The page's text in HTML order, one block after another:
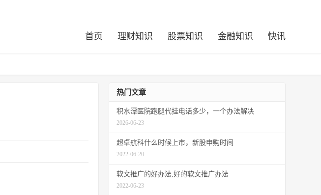
首页 理财知识 股票知识 金融知识 快讯
热门文章
积水潭医院跑腿代挂电话多少，一个办法解决
2026-06-23
超卓航科什么时候上市，新股申购时间
2022-06-20
软文推广的好办法,好的软文推广办法
2022-06-23